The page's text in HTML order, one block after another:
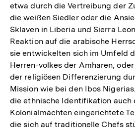
etwa durch die Vertreibung der
die weißen Siedler oder die
Sklaven in Liberia und Sierra
Reaktion auf die arabische
sie entwickelten sich im Umfeld
Herren-volkes der Amharen,
der religiösen Differenzierung
Mission wie bei den Ibos
die ethnische Identifikation auch
Kolonialmächten eingerichtete
die sich auf traditionelle Chefs